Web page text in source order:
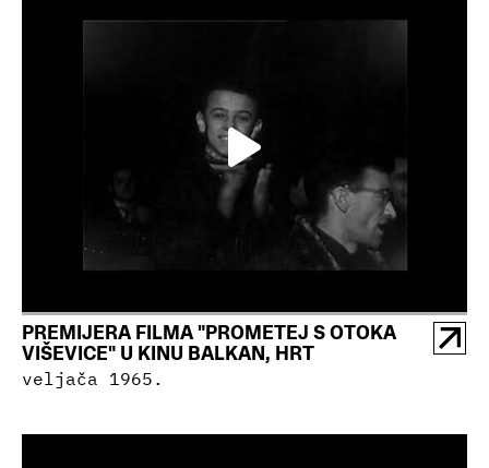
PREMIJERA FILMA "PROMETEJ S OTOKA
VIŠEVICE" U KINU BALKAN, HRT
veljača 1965.